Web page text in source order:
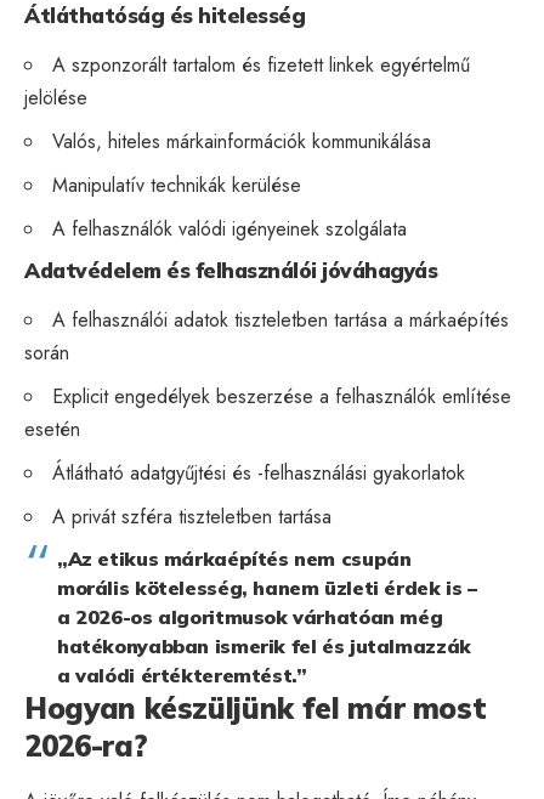
Átláthatóság és hitelesség
A szponzorált tartalom és fizetett linkek egyértelmű
jelölése
Valós, hiteles márkainformációk kommunikálása
Manipulatív technikák kerülése
A felhasználók valódi igényeinek szolgálata
Adatvédelem és felhasználói jóváhagyás
A felhasználói adatok tiszteletben tartása a márkaépítés
során
Explicit engedélyek beszerzése a felhasználók említése
esetén
Átlátható adatgyűjtési és -felhasználási gyakorlatok
A privát szféra tiszteletben tartása
„Az etikus márkaépítés nem csupán
morális kötelesség, hanem üzleti érdek is –
a 2026-os algoritmusok várhatóan még
hatékonyabban ismerik fel és jutalmazzák
a valódi értékteremtést.”
Hogyan készüljünk fel már most
2026-ra?